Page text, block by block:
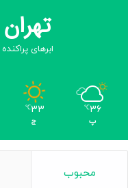
تهران
ابرهای پراکنده
36
℃
پ
33
℃
ج
محبوب